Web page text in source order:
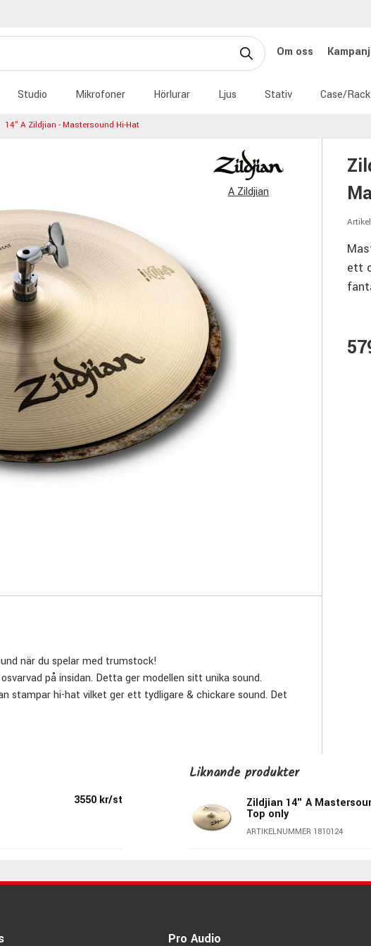
Om oss
Studio Mikrofoner Hörlurar Ljus Stativ Case/Rack
14" A Zildjian - Mastersound Hi-Hat
A Zildjian
ett
när du spelar med trumstock!
på insidan. Detta ger modellen sitt unika sound.
stampar hi-hat vilket ger ett tydligare & chickare sound. Det
man med en Mastersound rejält öppen är den ganska
3550 kr/st
Liknande produkter
Zildjian 14" A
Top only
ARTIKELNUMMER 1810124
Pro Audio